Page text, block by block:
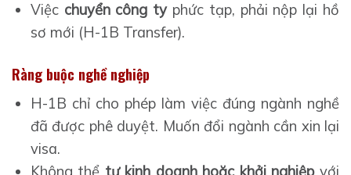
Việc chuyển công typhức tạp, phải nộp lại hồ
sơ mới (H-1B Transfer).
Ràng buộc nghề nghiệp
H-1B chỉ cho phép làm việc đúng ngành nghề
đã được phê duyệt. Muốn đổi ngành cần xin lại
visa.